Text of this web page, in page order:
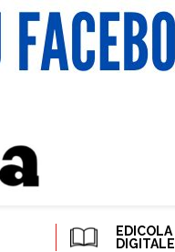
EDICOLA
DIGITALE